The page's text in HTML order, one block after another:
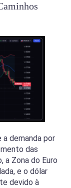
a demanda por
das
a Zona do Euro
e o dólar
devido à